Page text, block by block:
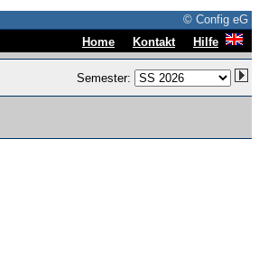
© Config eG
Home Kontakt Hilfe
Semester: